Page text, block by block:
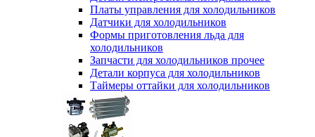
Платы управления для холодильников
Датчики для холодильников
Формы приготовления льда для
холодильников
Запчасти для холодильников прочее
Детали корпуса для холодильников
Таймеры оттайки для холодильников